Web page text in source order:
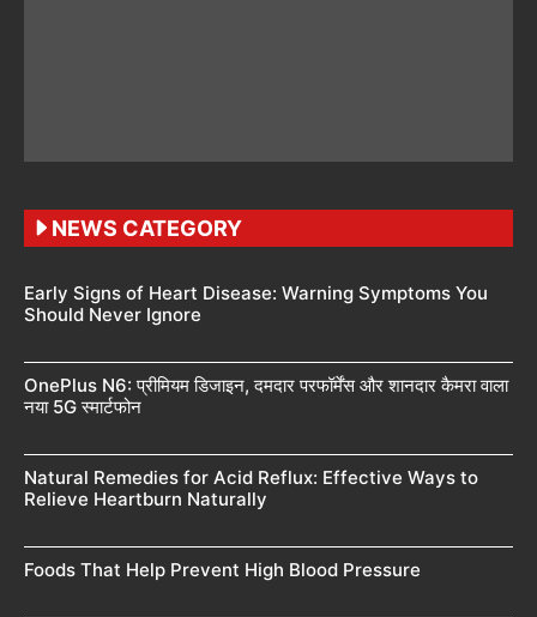
NEWS CATEGORY
Early Signs of Heart Disease: Warning Symptoms You
Should Never Ignore
OnePlus N6: प्रीमियम डिजाइन, दमदार परफॉर्मेंस और शानदार कैमरा वाला
नया 5G स्मार्टफोन
Natural Remedies for Acid Reflux: Effective Ways to
Relieve Heartburn Naturally
Foods That Help Prevent High Blood Pressure